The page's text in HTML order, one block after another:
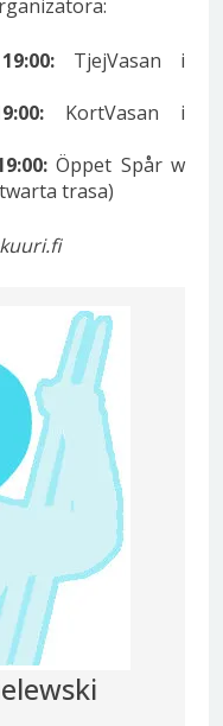
TjejVasan i
KortVasan i
Öppet Spår w
trasa)